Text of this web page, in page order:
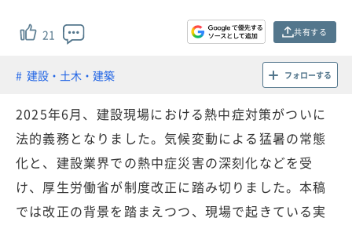
21 共有する
建設・土木・建築 フォローする
2025年6月、建設現場における熱中症対策がついに
法的義務となりました。気候変動による猛暑の常態
化と、建設業界での熱中症災害の深刻化などを受
け、厚生労働省が制度改正に踏み切りました。本稿
では改正の背景を踏まえつつ、現場で起きている実